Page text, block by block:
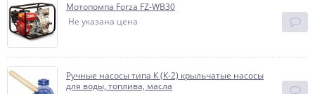
Мотопомпа Forza FZ-WB30
Не указана цена
Ручные насосы типа К (К-2) крыльчатые насосы
для воды, топлива, масла